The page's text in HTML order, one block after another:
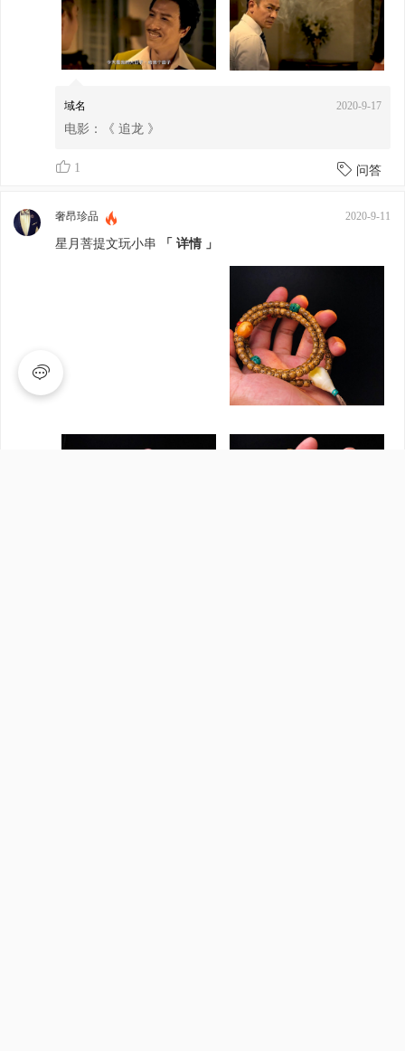
域名 2020-9-17
电影：《 追龙 》
1 问答
奢昂珍品 2020-9-11
星月菩提文玩小串 「 详情 」